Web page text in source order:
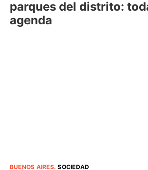
parques del distrito:
agenda
BUENOS AIRES.SOCIEDAD